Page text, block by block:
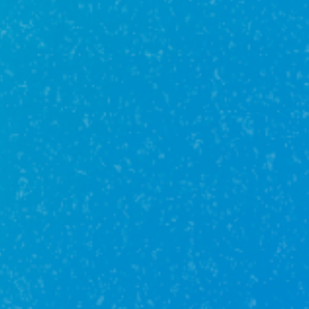
Преимущества
Бесплатные консультации
Проверка документов
Страхование рисков
Лучшие специалисты